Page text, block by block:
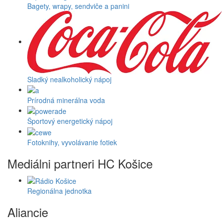
Bagety, wrapy, sendviče a panini
Sladký nealkoholický nápoj
Prírodná minerálna voda
Športový energetický nápoj
Fotoknihy, vyvolávanie fotiek
Mediálni partneri HC Košice
Regionálna jednotka
Aliancie